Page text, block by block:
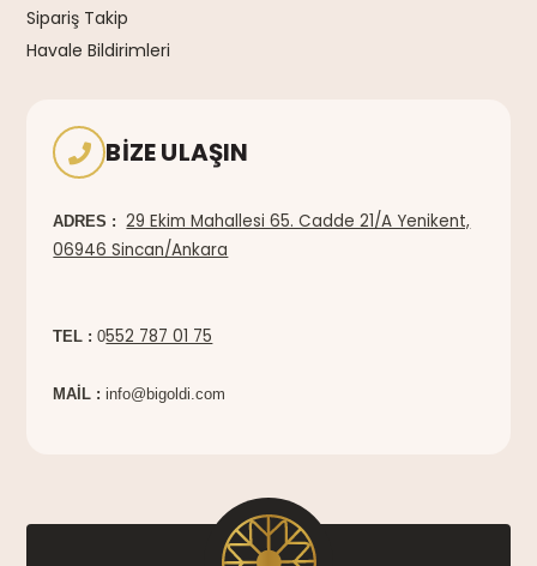
Sipariş Takip
Havale Bildirimleri
BIZE ULAŞIN
ADRES :
29 Ekim Mahallesi 65. Cadde 21/A Yenikent,
06946 Sincan/Ankara
TEL : 0552 787 01 75
MAİL :info@bigoldi.com